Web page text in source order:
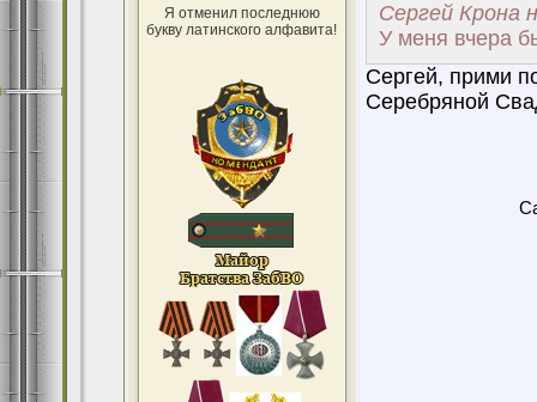
Я отменил последнюю
букву латинского алфавита!
Сергей Крона
У меня вчера
Сергей, прими
Серебряной